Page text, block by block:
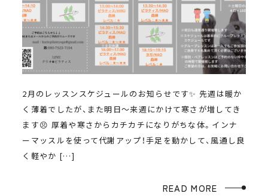
2月のレッスンスケジュールのお知らせです✨ 先週は暖か
く薄着でしたが、また明日〜来週にかけて寒さが増してき
ます😣 厚着や寒さからカチカチになりがちな体。インナ
ーマッスルを使って代謝アップ！手足を動かして、風通し良
く軽やか […]
READ MORE